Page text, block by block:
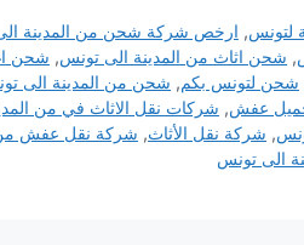
لتونس, ارخص شركة شحن من المدينة
, شحن اثاث من المدينة الى تونس, شحن
شحن لتونس بكم, شحن من المدينة الى
عفش, شركات نقل الاثاث في من
, شركة نقل الأثاث, شركة نقل عفش من
الى تونس